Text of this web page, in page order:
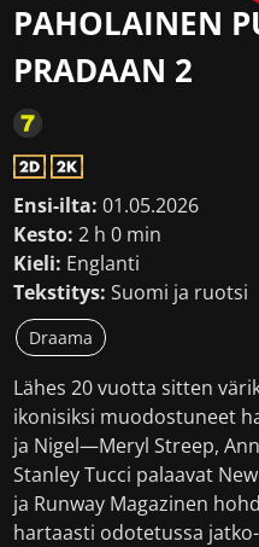
PAHOLAINEN
PRADAAN 2
Ensi-ilta: 01.05.2026
Kesto: 2 h 0 min
Kieli: Englanti
Tekstitys: Suomi ja ruotsi
Draama
Lähes 20 vuotta sitten
ikonisiksi muodostuneet
ja Nigel—Meryl Streep,
Stanley Tucci palaavat
ja Runway Magazinen
hartaasti odotetussa